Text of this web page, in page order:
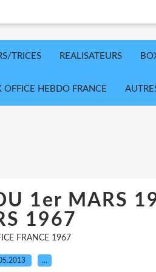
TRICES REALISATEURS
OFFICE HEBDO FRANCE
1er MARS
1967
FRANCE 1967
…